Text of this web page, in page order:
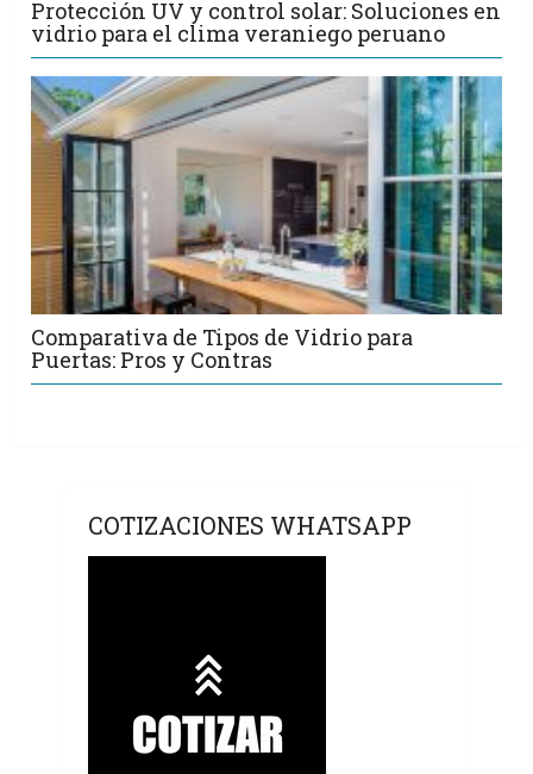
Protección UV y control solar: Soluciones en
vidrio para el clima veraniego peruano
Comparativa de Tipos de Vidrio para
Puertas: Pros y Contras
COTIZACIONES WHATSAPP